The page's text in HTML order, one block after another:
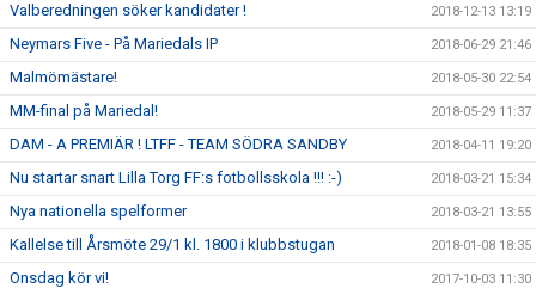
Valberedningen söker kandidater ! 2018-12-13 13:19
Neymars Five - På Mariedals IP 2018-06-29 21:46
Malmömästare! 2018-05-30 22:54
MM-final på Mariedal! 2018-05-29 11:37
DAM - A PREMIÄR ! LTFF - TEAM SÖDRA SANDBY 2018-04-11 19:20
Nu startar snart Lilla Torg FF:s fotbollsskola !!! :-) 2018-03-21 15:34
Nya nationella spelformer 2018-03-21 13:55
Kallelse till Årsmöte 29/1 kl. 1800 i klubbstugan 2018-01-08 18:35
Onsdag kör vi! 2017-10-03 11:30